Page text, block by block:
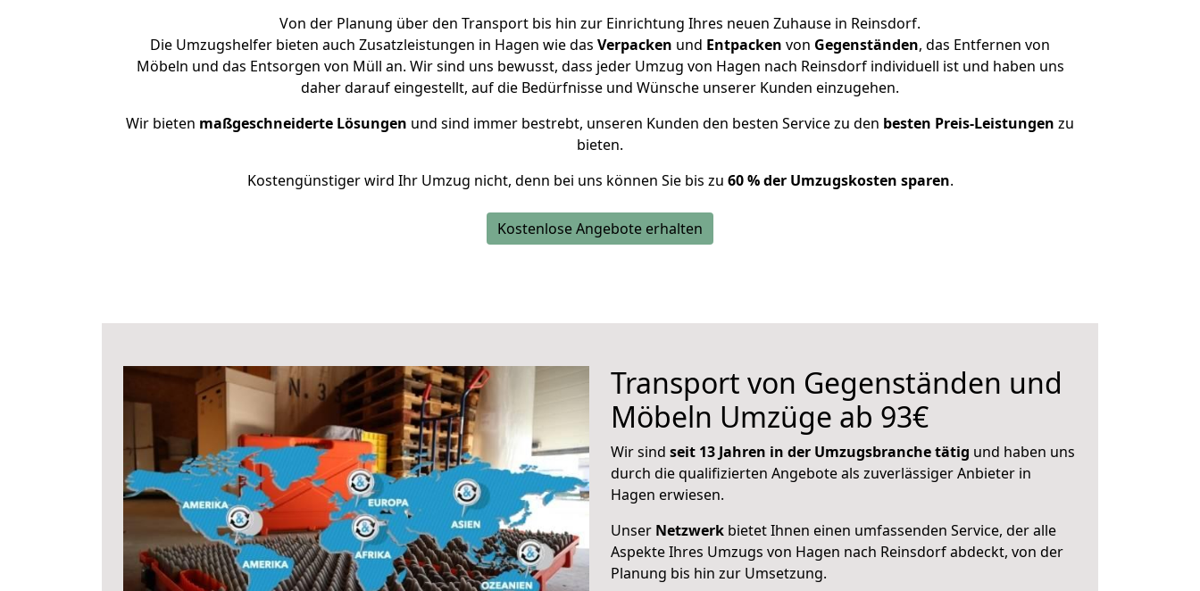
Von der Planung über den Transport bis hin zur Einrichtung Ihres neuen Zuhause in Reinsdorf.
Die Umzugshelfer bieten auch Zusatzleistungen in Hagen wie das Verpacken und Entpacken von Gegenständen, das Entfernen von
Möbeln und das Entsorgen von Müll an. Wir sind uns bewusst, dass jeder Umzug von Hagen nach Reinsdorf individuell ist und haben uns
daher darauf eingestellt, auf die Bedürfnisse und Wünsche unserer Kunden einzugehen.
Wir bieten maßgeschneiderte Lösungen und sind immer bestrebt, unseren Kunden den besten Service zu den besten Preis-Leistungen zu
bieten.
Kostengünstiger wird Ihr Umzug nicht, denn bei uns können Sie bis zu 60 % der Umzugskosten sparen.
Kostenlose Angebote erhalten
Transport von Gegenständen und
Möbeln Umzüge ab 93€
Wir sind seit 13 Jahren in der Umzugsbranche tätig und haben uns
durch die qualifizierten Angebote als zuverlässiger Anbieter in
Hagen erwiesen.
Unser Netzwerk bietet Ihnen einen umfassenden Service, der alle
Aspekte Ihres Umzugs von Hagen nach Reinsdorf abdeckt, von der
Planung bis hin zur Umsetzung.